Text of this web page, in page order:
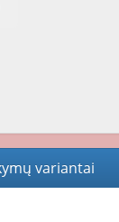
variantai